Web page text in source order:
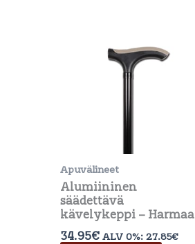
Apuvälineet
Alumiininen
säädettävä
kävelykeppi – Harmaa
34.95€ ALV 0%:27.85€